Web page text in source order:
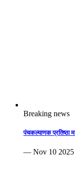
Breaking news
पंचकल्याणक प्रतिष्ठा
— Nov 10 2025